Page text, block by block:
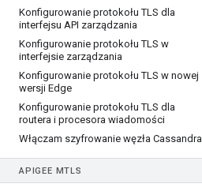
Konfigurowanie protokołu TLS dla
interfejsu API zarządzania
Konfigurowanie protokołu TLS w
interfejsie zarządzania
Konfigurowanie protokołu TLS w nowej
wersji Edge
Konfigurowanie protokołu TLS dla
routera i procesora wiadomości
Włączam szyfrowanie węzła Cassandra
APIGEE MTLS